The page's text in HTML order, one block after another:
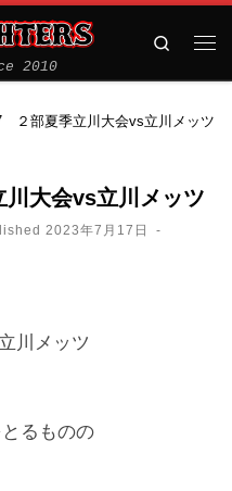
2010
Search
２部夏季立川大会vs立川メッツ
大会vs立川メッツ
2023年7月17日
-
川メッツ
るものの